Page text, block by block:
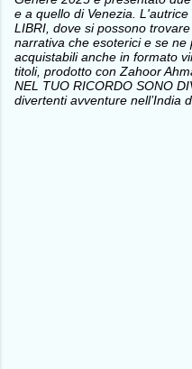
e a quello di Venezia.
LIBRI, dove si possono
narrativa che esoterici e se
acquistabili anche in formato
titoli, prodotto con Zahoor
NEL TUO RICORDO SONO
divertenti avventure nell’India